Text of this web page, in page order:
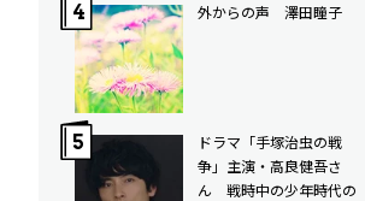
外からの声 澤田瞳子
ドラマ「手塚治虫の戦
争」主演・高良健吾さ
ん 戦時中の少年時代の